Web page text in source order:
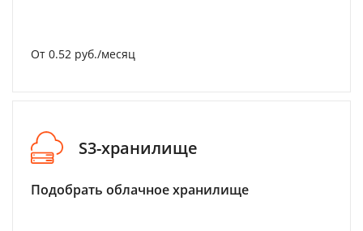
От 0.52 руб./месяц
S3-хранилище
Подобрать облачное хранилище